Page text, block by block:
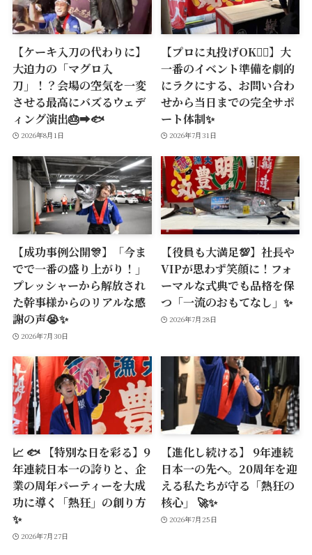
【ケーキ入刀の代わりに】
大迫力の「マグロ入
刀」！？会場の空気を一変
させる最高にバズるウェデ
ィング演出🎂➡️🐟
2026年8月1日
【プロに丸投げOK🙆‍♂️】大
一番のイベント準備を劇的
にラクにする、お問い合わ
せから当日までの完全サポ
ート体制✨
2026年7月31日
【成功事例公開🎊】「今ま
でで一番の盛り上がり！」
プレッシャーから解放され
た幹事様からのリアルな感
謝の声😭✨
2026年7月30日
【役員も大満足💯】社長や
VIPが思わず笑顔に！フォ
ーマルな式典でも品格を保
つ「一流のおもてなし」✨
2026年7月28日
📈 🐟 【特別な日を彩る】9
年連続日本一の誇りと、企
業の周年パーティーを大成
功に導く「熱狂」の創り方
✨
2026年7月27日
【進化し続ける】 9年連続
日本一の先へ。20周年を迎
える私たちが守る「熱狂の
核心」 🚀✨
2026年7月25日